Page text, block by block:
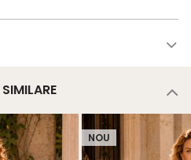
NOU